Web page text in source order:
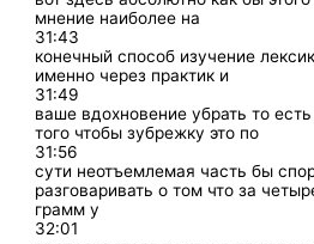
мнение наиболее на
31:43
конечный способ изучение
именно через практик и
31:49
ваше вдохновение убрать то
того чтобы зубрежку это по
31:56
сути неотъемлемая часть бы
разговаривать о том что за
грамм у
32:01